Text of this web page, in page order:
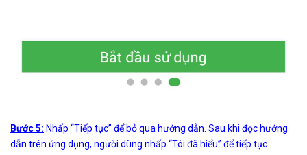
Bước 5: Nhấp “Tiếp tục” để bỏ qua hướng dẫn. Sau khi đọc hướng
dẫn trên ứng dụng, người dùng nhấp “Tôi đã hiểu” để tiếp tục.